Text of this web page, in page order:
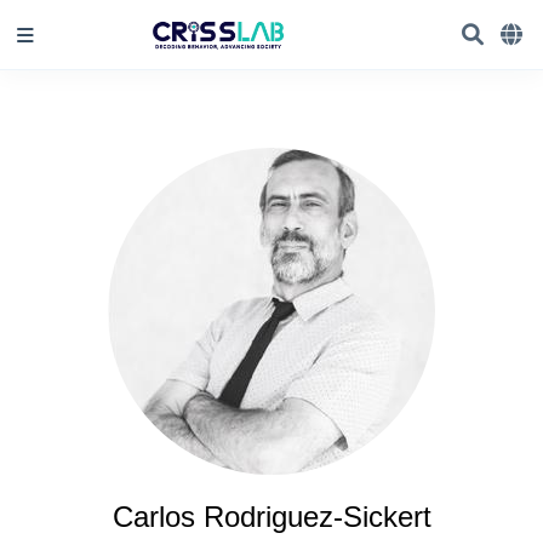
Carlos Rodriguez-Sickert